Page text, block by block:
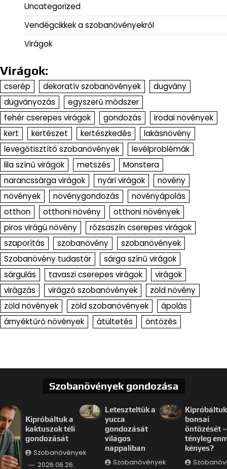
Uncategorized
Vendégcikkek a szobanövényekről
Virágok
Virágok:
cserép dekoratív szobanövények
dugvány
dugványozás
egyszerű módszer
fehér cserepes virágok
gondozás
irodai növények
kert
kertészet kertészkedés
lakásnövény
levegőtisztító szobanövények
levélproblémák
lila színű virágok
metszés
Monstera
narancssárga virágok
nyári virágok
növény
növények
növénygondozás
növényápolás
otthon
otthoni növény
otthoni növények
piros virágú növény
rózsaszín cserepes virágok
szaporítás
szobanövény
szobanövények
Szobanövény tudastár
sárga színű virágok
sárgulás
tavaszi cserepes virágok
virágok
virágzás
virágzó szobanövények
zöld növény
zöld növények
zöld szobanövények
ápolás
árnyéktűrő növények
átültetés öntözés
Szobanövények gondozása
Kipróbáltuk a
kaktuszok téli
gondozását
Szobanövények
2026.06.26.
Leteszteltük a
yucca
gondozását
világos
nappaliban
Szobanövények
bonsai
öntözését –
tényleg
kényes?